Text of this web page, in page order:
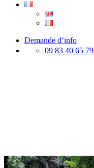
Demande d’info
09 83 40 65 79